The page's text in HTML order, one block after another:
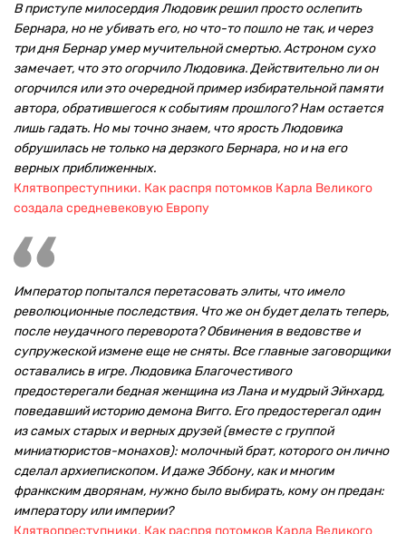
В приступе милосердия Людовик решил просто ослепить
Бернара, но не убивать его, но что-то пошло не так, и через
три дня Бернар умер мучительной смертью. Астроном сухо
замечает, что это огорчило Людовика. Действительно ли он
огорчился или это очередной пример избирательной памяти
автора, обратившегося к событиям прошлого? Нам остается
лишь гадать. Но мы точно знаем, что ярость Людовика
обрушилась не только на дерзкого Бернара, но и на его
верных приближенных.
Клятвопреступники. Как распря потомков Карла Великого
создала средневековую Европу
Император попытался перетасовать элиты, что имело
революционные последствия. Что же он будет делать теперь,
после неудачного переворота? Обвинения в ведовстве и
супружеской измене еще не сняты. Все главные заговорщики
оставались в игре. Людовика Благочестивого
предостерегали бедная женщина из Лана и мудрый Эйнхард,
поведавший историю демона Вигго. Его предостерегал один
из самых старых и верных друзей (вместе с группой
миниатюристов-монахов): молочный брат, которого он лично
сделал архиепископом. И даже Эббону, как и многим
франкским дворянам, нужно было выбирать, кому он предан:
императору или империи?
Клятвопреступники. Как распря потомков Карла Великого